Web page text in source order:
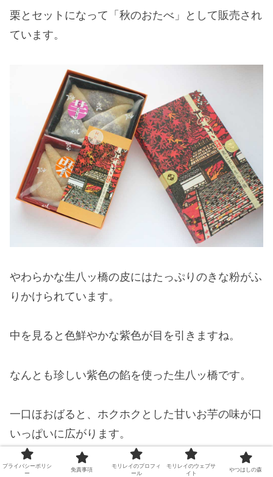
栗とセットになって「秋のおたべ」として販売され
ています。
やわらかな生八ッ橋の皮にはたっぷりのきな粉がふ
りかけられています。
中を見ると色鮮やかな紫色が目を引きますね。
なんとも珍しい紫色の餡を使った生八ッ橋です。
一口ほおばると、ホクホクとした甘いお芋の味が口
いっぱいに広がります。
まるで焼きいもを食べているかのような味わい。
プライバシーポリシ
ー
免責事項
モリレイのプロフィ
ール
モリレイのウェブサ
イト
やつはしの森